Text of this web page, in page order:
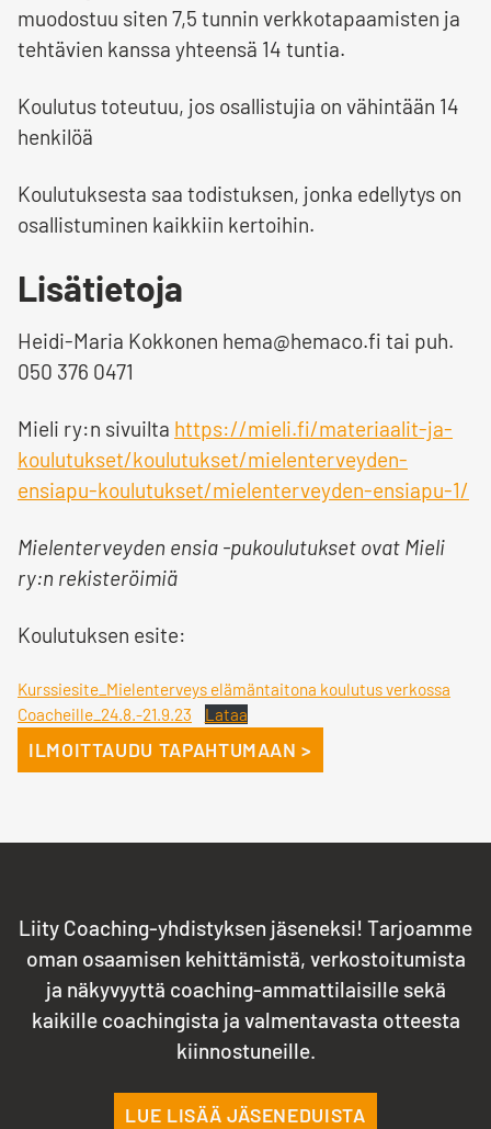
muodostuu siten 7,5 tunnin verkkotapaamisten ja
tehtävien kanssa yhteensä 14 tuntia.
Koulutus toteutuu, jos osallistujia on vähintään 14
henkilöä
Koulutuksesta saa todistuksen, jonka edellytys on
osallistuminen kaikkiin kertoihin.
Lisätietoja
Heidi-Maria Kokkonen hema@hemaco.fi tai puh.
050 376 0471
Mieli ry:n sivuilta https://mieli.fi/materiaalit-ja-
koulutukset/koulutukset/mielenterveyden-
ensiapu-koulutukset/mielenterveyden-ensiapu-1/
Mielenterveyden ensia -pukoulutukset ovat Mieli
ry:n rekisteröimiä
Koulutuksen esite:
Kurssiesite_Mielenterveys elämäntaitona koulutus verkossa
Coacheille_24.8.-21.9.23
Lataa
ILMOITTAUDU TAPAHTUMAAN >
Liity Coaching-yhdistyksen jäseneksi! Tarjoamme
oman osaamisen kehittämistä, verkostoitumista
ja näkyvyyttä coaching-ammattilaisille sekä
kaikille coachingista ja valmentavasta otteesta
kiinnostuneille.
LUE LISÄÄ JÄSENEDUISTA